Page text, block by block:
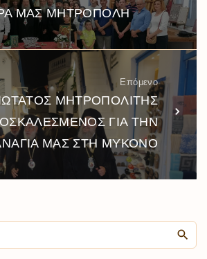
ΜΑΣ ΜΗΤΡΟΠΟΛΗ
Επόμενο
ΜΗΤΡΟΠΟΛΙΤΗΣ
ΓΙΑ ΤΗΝ
ΜΑΣ ΣΤΗ ΜΥΚΟΝΟ